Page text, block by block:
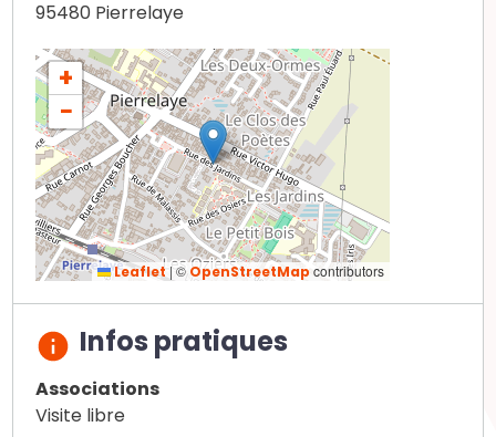
95480 Pierrelaye
+
−
Leaflet |© OpenStreetMapcontributors
Infos pratiques
Associations
Visite libre